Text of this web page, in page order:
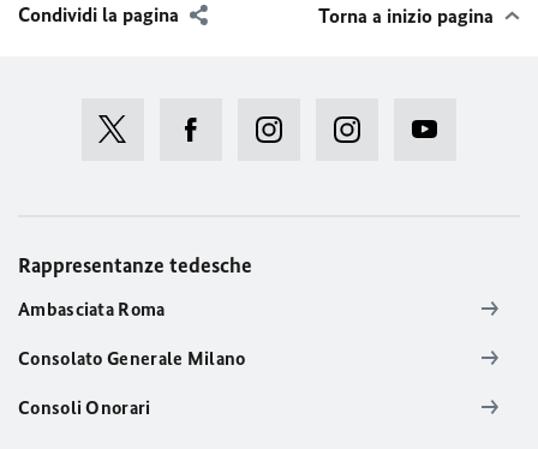
Condividi la pagina Torna a inizio pagina
Rappresentanze tedesche
Ambasciata Roma
Consolato Generale Milano
Consoli Onorari